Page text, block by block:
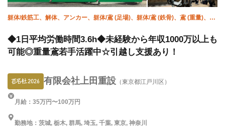
躯体/鉄筋工、解体、アンカー、躯体/鳶 (足場)、躯体/鳶 (鉄骨)、鳶 (重量)、揚
◆1日平均労働時間3.6h◆未経験から年収1000万以上も
可能◎重量鳶若手活躍中☆引越し支援あり！
有限会社上田重設 （東京都江戸川区）
月給：35万円〜100万円
勤務地：茨城, 栃木, 群馬, 埼玉, 千葉, 東京, 神奈川